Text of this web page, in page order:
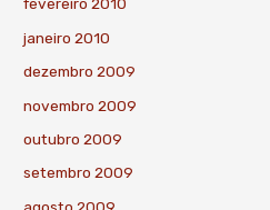
fevereiro 2010
janeiro 2010
dezembro 2009
novembro 2009
outubro 2009
setembro 2009